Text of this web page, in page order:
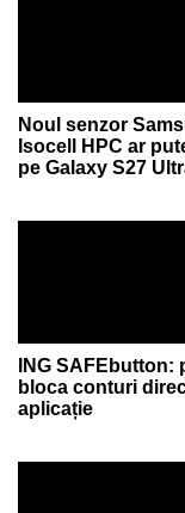
Noul senzor
Isocell HPC ar
pe Galaxy S27
ING SAFEbutton:
bloca conturi
aplicație